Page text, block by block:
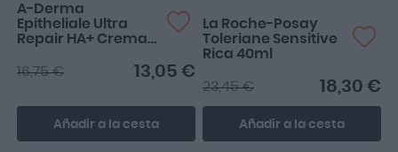
A-Derma
Epitheliale Ultra
Repair HA+ Crema
Antimarcas 40ml13,05 €
16,75 €
Añadir a la cesta
La Roche-Posay
Toleriane Sensitive
Rica 40ml
18,30 €
23,45 €
Añadir a la cesta